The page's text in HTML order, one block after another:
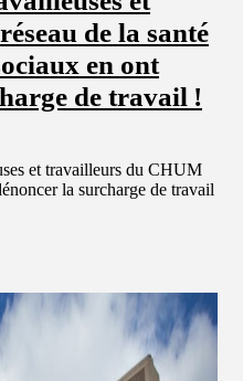
de la santé
en ont
de travail !
et travailleurs du CHUM
la surcharge de travail